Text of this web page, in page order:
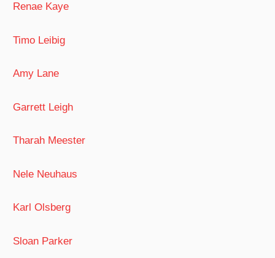
Renae Kaye
Timo Leibig
Amy Lane
Garrett Leigh
Tharah Meester
Nele Neuhaus
Karl Olsberg
Sloan Parker